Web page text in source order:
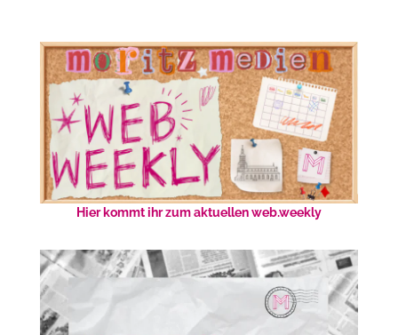
Hier kommt ihr zum aktuellen web.weekly